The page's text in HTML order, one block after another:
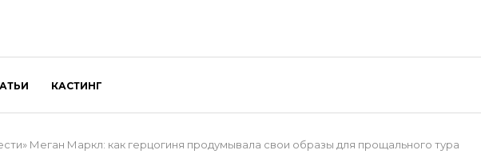
КАСТИНГ
Меган Маркл: как герцогиня продумывала свои образы для прощального тура